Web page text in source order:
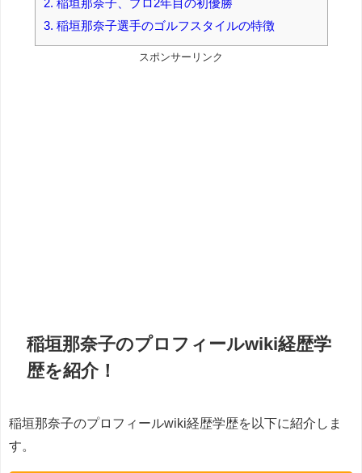
2. 稲垣那奈子、プロ2年目の初優勝
3. 稲垣那奈子選手のゴルフスタイルの特徴
スポンサーリンク
稲垣那奈子のプロフィールwiki経歴学
歴を紹介！
稲垣那奈子のプロフィールwiki経歴学歴を以下に紹介しま
す。